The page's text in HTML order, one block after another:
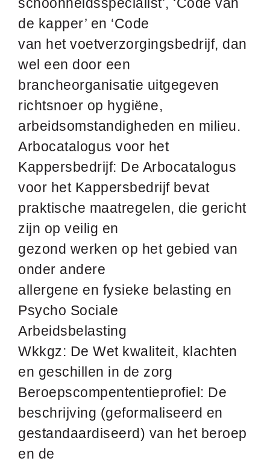
de kapper’ en ‘Code
van het voetverzorgingsbedrijf, dan
wel een door een
brancheorganisatie uitgegeven
richtsnoer op hygiëne,
arbeidsomstandigheden en milieu.
Arbocatalogus voor het
Kappersbedrijf: De Arbocatalogus
voor het Kappersbedrijf bevat
praktische maatregelen, die gericht
zijn op veilig en
gezond werken op het gebied van
onder andere
allergene en fysieke belasting en
Psycho Sociale
Arbeidsbelasting
Wkkgz: De Wet kwaliteit, klachten
en geschillen in de zorg
Beroepscompententieprofiel: De
beschrijving (geformaliseerd en
gestandaardiseerd) van het beroep
en de